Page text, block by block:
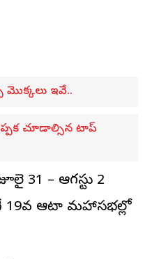
మొక్కలు ఇవే..
చూడాల్సిన టాప్
31 – ఆగస్టు 2
19వ ఆటా మహాసభల్లో